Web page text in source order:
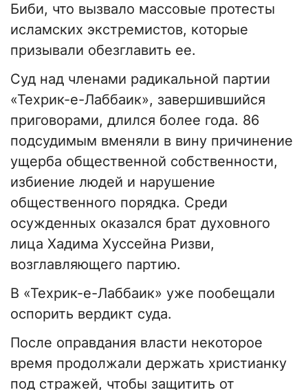
Биби, что вызвало массовые протесты
исламских экстремистов, которые
призывали обезглавить ее.
Суд над членами радикальной партии
«Техрик-е-Лаббаик», завершившийся
приговорами, длился более года. 86
подсудимым вменяли в вину причинение
ущерба общественной собственности,
избиение людей и нарушение
общественного порядка. Среди
осужденных оказался брат духовного
лица Хадима Хуссейна Ризви,
возглавляющего партию.
В «Техрик-е-Лаббаик» уже пообещали
оспорить вердикт суда.
После оправдания власти некоторое
время продолжали держать христианку
под стражей, чтобы защитить от